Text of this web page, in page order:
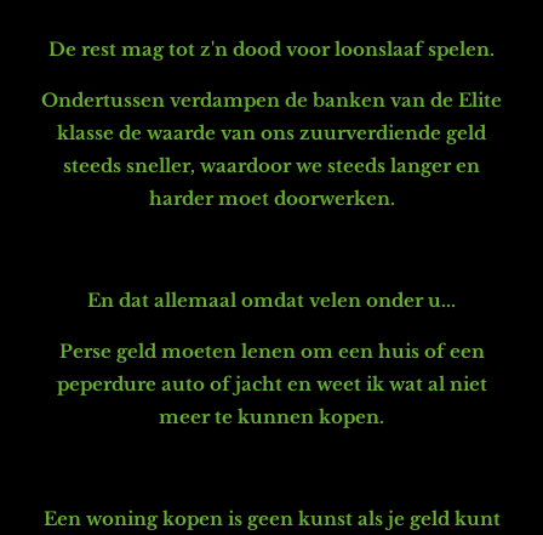
De rest mag tot z'n dood voor loonslaaf spelen.
Ondertussen verdampen de banken van de Elite
klasse de waarde van ons zuurverdiende geld
steeds sneller, waardoor we steeds langer en
harder moet doorwerken.
En dat allemaal omdat velen onder u...
Perse geld moeten lenen om een huis of een
peperdure auto of jacht en weet ik wat al niet
meer te kunnen kopen.
Een woning kopen is geen kunst als je geld kunt